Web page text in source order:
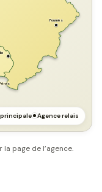
Fournès
Agence relais
page de l’agence.